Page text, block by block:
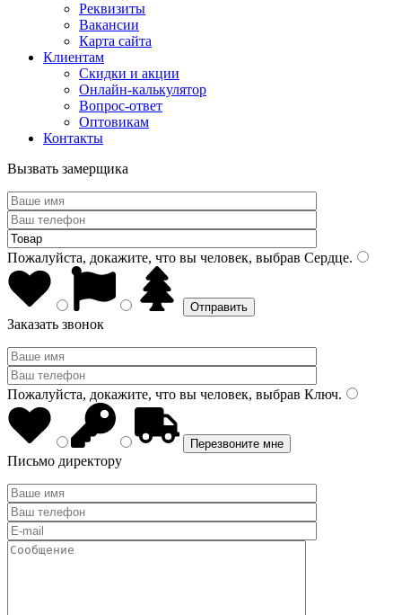
Реквизиты
Вакансии
Карта сайта
Клиентам
Скидки и акции
Онлайн-калькулятор
Вопрос-ответ
Оптовикам
Контакты
Вызвать замерщика
Пожалуйста, докажите, что вы человек, выбрав Сердце.
Заказать звонок
Пожалуйста, докажите, что вы человек, выбрав Ключ.
Письмо директору